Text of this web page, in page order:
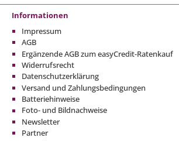
Informationen
Impressum
AGB
Ergänzende AGB zum easyCredit-Ratenkauf
Widerrufsrecht
Datenschutzerklärung
Versand und Zahlungsbedingungen
Batteriehinweise
Foto- und Bildnachweise
Newsletter
Partner